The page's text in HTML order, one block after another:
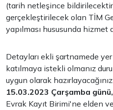
(tarih netleşince
gerçekleştirilecek olan TİM
yapılması hususunda hizmet
Detayları ekli şartnamede
katılmaya istekli olmanız
uygun olarak
15.03.2023 Çarşamba
Evrak Kayıt Birimi'ne elden